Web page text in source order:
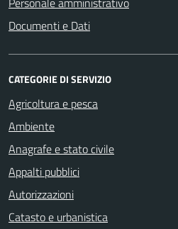
Documenti e Dati
CATEGORIE DI SERVIZIO
Agricoltura e pesca
Ambiente
Anagrafe e stato civile
Appalti pubblici
Autorizzazioni
Catasto e urbanistica